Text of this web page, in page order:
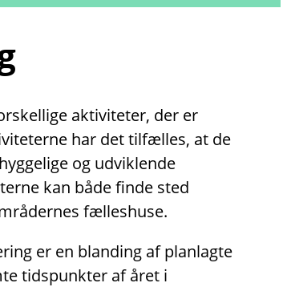
aktiviteter, der er
har det tilfælles, at de
og udviklende
kan både finde sted
fælleshuse.
er en blanding af planlagte
tidspunkter af året i